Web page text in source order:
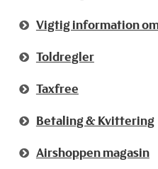
Vigtig information
Toldregler
Taxfree
Betaling & Kvittering
Airshoppen magasin